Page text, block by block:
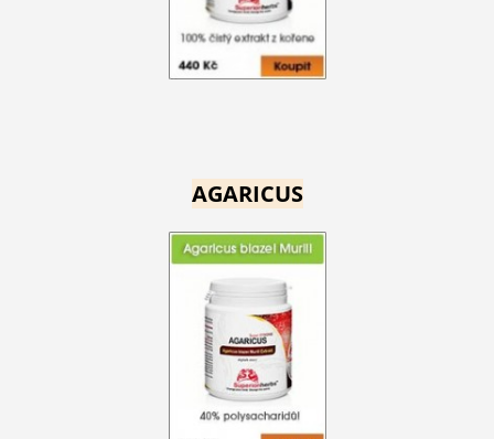
AGARICUS